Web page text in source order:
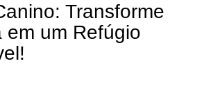
Transforme
em um Refúgio